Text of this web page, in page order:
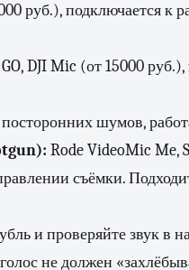
руб.), подключается к
DJI Mic (от 15000 руб.),
шумов,
Rode VideoMic Me,
съёмки.
и проверяйте звук в
не должен